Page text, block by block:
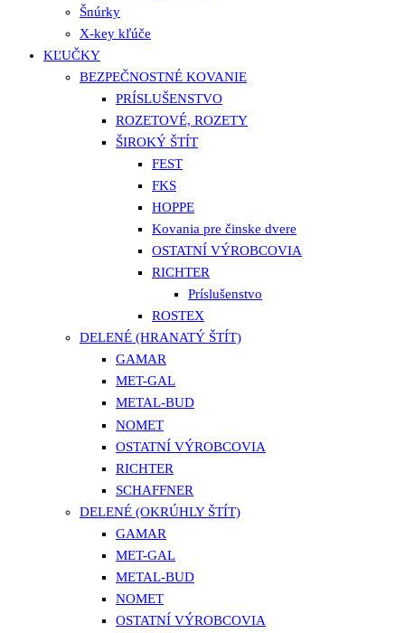
Šnúrky
X-key kľúče
KĽUČKY
BEZPEČNOSTNÉ KOVANIE
PRÍSLUŠENSTVO
ROZETOVÉ, ROZETY
ŠIROKÝ ŠTÍT
FEST
FKS
HOPPE
Kovania pre činske dvere
OSTATNÍ VÝROBCOVIA
RICHTER
Príslušenstvo
ROSTEX
DELENÉ (HRANATÝ ŠTÍT)
GAMAR
MET-GAL
METAL-BUD
NOMET
OSTATNÍ VÝROBCOVIA
RICHTER
SCHAFFNER
DELENÉ (OKRÚHLY ŠTÍT)
GAMAR
MET-GAL
METAL-BUD
NOMET
OSTATNÍ VÝROBCOVIA